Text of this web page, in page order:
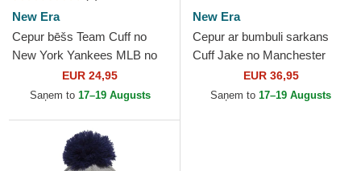
New Era
Cepur bēšs Team Cuff no
New York Yankees MLB no
EUR 24,95
Saņem to 17–19 Augusts
New Era
Cepur ar bumbuli sarkans
Cuff Jake no Manchester
United Football Club Premier
League no New Era
EUR 36,95
Saņem to 17–19 Augusts